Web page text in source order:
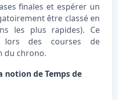
finales et espérer un
être classé en
les plus rapides). Ce
lors des courses de
du chrono.
de Temps de